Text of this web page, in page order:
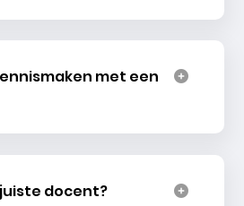
met een
juiste docent?